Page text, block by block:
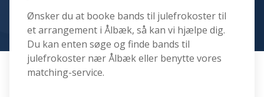
Ønsker du at booke bands til julefrokoster til
et arrangement i Ålbæk, så kan vi hjælpe dig.
Du kan enten søge og finde bands til
julefrokoster nær Ålbæk eller benytte vores
matching-service.